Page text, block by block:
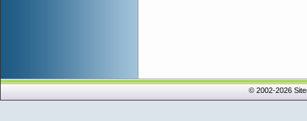
© 2002-2026